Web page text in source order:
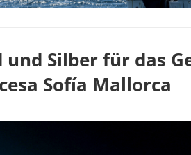
und Silber für das
Sofía Mallorca